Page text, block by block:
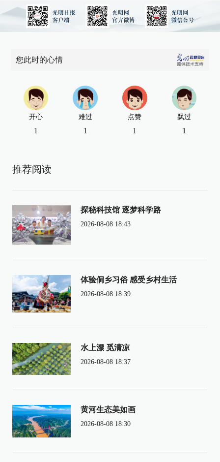
您此时的心情
开心
1
难过
1
点赞
1
飘过
1
推荐阅读
探秘科技馆 逐梦科学路
2026-08-08 18:43
体验侗乡习俗 感受乡村生活
2026-08-08 18:39
水上漂 觅清凉
2026-08-08 18:37
黄河生态美如画
2026-08-08 18:30